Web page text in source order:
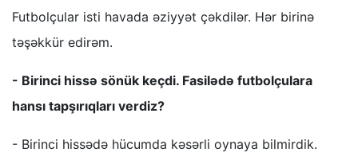
Futbolçular isti havada əziyyət çəkdilər. Hər birinə
təşəkkür edirəm.
- Birinci hissə sönük keçdi. Fasilədə futbolçulara
hansı tapşırıqları verdiz?
- Birinci hissədə hücumda kəsərli oynaya bilmirdik.